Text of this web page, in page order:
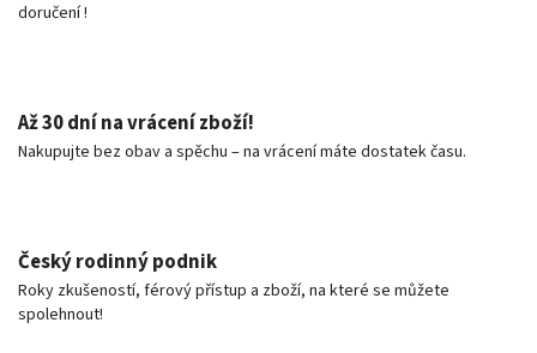
doručení !
Až 30 dní na vrácení zboží!
Nakupujte bez obav a spěchu – na vrácení máte dostatek času.
Český rodinný podnik
Roky zkušeností, férový přístup a zboží, na které se můžete
spolehnout!